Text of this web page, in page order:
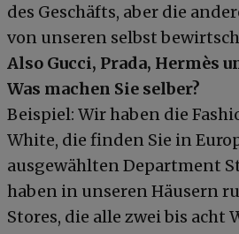
des Geschäfts, aber die
von unseren selbst
Also Gucci, Prada, Hermès
Was machen Sie selber?
Beispiel: Wir haben die
White, die finden Sie in
ausgewählten Department
haben in unseren Häusern
Stores, die alle zwei bis acht